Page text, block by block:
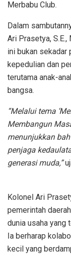
Merbabu Club.
Dalam
Ari Prasetya, S.E.,
ini bukan sekadar
kepedulian dan
terutama anak-
bangsa.
“Melalui tema
Membangun
menunjukkan
penjaga
generasi muda,”
Kolonel Ari
pemerintah
dunia usaha yang
Ia berharap
kecil yang